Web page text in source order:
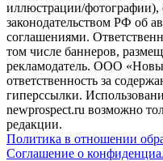
иллюстрации/фотографии),
законодательством РФ об
соглашениями.
том числе баннеров,
рекламодатель. ООО
ответственность за
гиперссылки.
newprospect.ru возможно
редакции.
Политика в отношении
Соглашение о